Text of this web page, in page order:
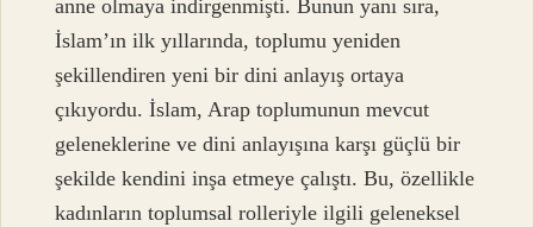
anne olmaya indirgenmişti. Bunun yanı sıra,
İslam’ın ilk yıllarında, toplumu yeniden
şekillendiren yeni bir dini anlayış ortaya
çıkıyordu. İslam, Arap toplumunun mevcut
geleneklerine ve dini anlayışına karşı güçlü bir
şekilde kendini inşa etmeye çalıştı. Bu, özellikle
kadınların toplumsal rolleriyle ilgili geleneksel